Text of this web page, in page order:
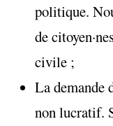
politique.
de
civile ;
La demande
non lucratif.